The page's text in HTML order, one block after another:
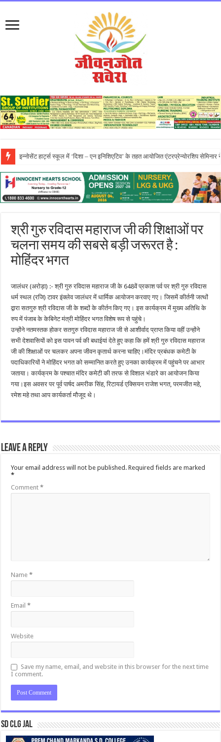
प्रो. (डॉ.) यादविंदर सिंह बराड़ ने आई.के. गुजराल पंजाब टेक्निकल यूनिवर्सिटी के वाइस-
श्री गुरु रविदास महाराज जी की शिक्षाओं पर
चलना समय की सबसे बड़ी जरूरत है :
मोहिंदर भगत
जालंधर (अरोड़ा) :- श्री गुरु रविदास महाराज जी के 648वें प्रकाश पर्व पर श्री गुरु रविदास
धर्म स्थल (रजि) टावर इंक्लेव जालंधर में धार्मिक आयोजन करवाए गए। जिसमें कीर्तनी जत्थों
द्वारा सतगुरु श्री रविदास जी के शब्दों के कीर्तन किए गए। इस कार्यक्रम में मुख्य अतिथि के
रुप में पंजाब के केबिनेट मंत्री मोहिंदर भगत विशेष रूप से पहुंचे।
उन्होंने नतमस्तक होकर सतगुरु रविदास महाराज जी से आशीर्वाद प्राप्त किया वहीं उन्होंने
सभी देशवासियों को इस पावन पर्व की बधाईयां देते हुए कहा कि हमें श्री गुरु रविदास महाराज
जी की शिक्षाओं पर चलकर अपना जीवन कृतार्थ करना चाहिए।मंदिर प्रबंधक कमेटी के
पदाधिकारियों ने मोहिंदर भगत को सम्मानित करते हुए उनका कार्यक्रम में पहुंचने पर आभार
जताया। कार्यक्रम के पश्चात मंदिर कमेटी की तरफ से विशाल भंडारे का आयोजन किया
गया।इस अवसर पर पूर्व पार्षद अमरीक सिंह, रिटायर्ड एक्सियन राजेश भगत, परमजीत महे,
रमेश महे तथा आप कार्यकर्ता मौजूद थे।
Leave a Reply
Your email address will not be published. Required fields are marked
*
Comment*
Name*
Email*
Website
Save my name, email, and website in this browser for the next time
I comment.
SD CLG JAL